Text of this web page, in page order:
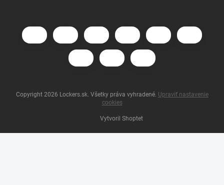
Vytvoril Shoptet
Copyright 2026 Lockers.sk. Všetky práva vyhradené. Upraviť nastavenie
cookies